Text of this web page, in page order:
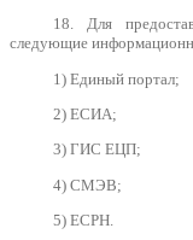
18. Для
следующие
1) Единый портал;
2) ЕСИА;
3) ГИС ЕЦП;
4) СМЭВ;
5) ЕСРН.